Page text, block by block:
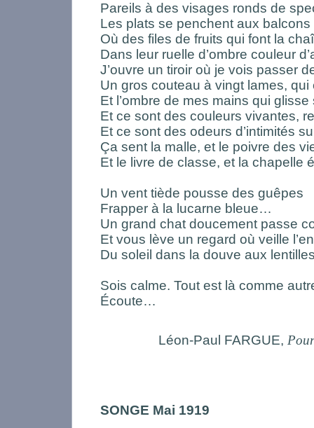
Pareils à des visages ronds de
Les plats se penchent aux
Où des files de fruits qui font la
Dans leur ruelle d’ombre couleur
J’ouvre un tiroir où je vois passer
Un gros couteau à vingt lames, qui
Et l’ombre de mes mains qui
Et ce sont des couleurs vivantes,
Et ce sont des odeurs d’intimités
Ça sent la malle, et le poivre des
Et le livre de classe, et la chapelle
Un vent tiède pousse des guêpes
Frapper à la lucarne bleue…
Un grand chat doucement passe
Et vous lève un regard où veille
Du soleil dans la douve aux
Sois calme. Tout est là comme
Écoute…
Léon-Paul FARGUE,
SONGE Mai 1919